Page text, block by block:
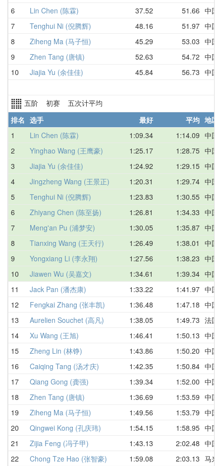
6 Lin Chen (陈霖) 37.52 51.66 中国
7
Tenghui Ni (倪腾辉) 48.16 51.97 中国
8
Ziheng Ma (马子恒) 45.29 53.03 中国
9
Zhen Tang (唐镇) 52.63 54.72 中国
10
Jiajia Yu (余佳佳) 45.84 56.73 中国
五阶 初赛 五次计平均
排名 选手 最好 平均 地区
1
Lin Chen (陈霖) 1:09.34 1:14.09 中国
2
Yinghao Wang (王鹰豪) 1:25.17 1:28.75 中国
3
Jiajia Yu (余佳佳) 1:24.92 1:29.15 中国
4
Jingzheng Wang (王景正) 1:20.31 1:29.74 中国
5
Tenghui Ni (倪腾辉) 1:23.83 1:30.55 中国
6
Zhiyang Chen (陈至扬) 1:26.81 1:34.33 中国
7
Meng'an Pu (浦梦安) 1:30.05 1:35.87 中国
8
Tianxing Wang (王天行) 1:26.49 1:38.01
中国
9
Yongxiang Li (李永翔) 1:27.56 1:38.23 中国
10
Jiawen Wu (吴嘉文) 1:34.61 1:39.34 中国
11
Jack Pan (潘杰康) 1:33.22 1:41.97 中国
12
Fengkai Zhang (张丰凯) 1:36.48 1:47.18 中国
13
Aurelien Souchet (高凡) 1:38.05 1:49.73 法国
14
Xu Wang (王旭) 1:46.41 1:50.13 中国
15
Zheng Lin (林铮) 1:43.86 1:50.20 中国
16
Caiqing Tang (汤才庆) 1:42.35 1:50.84 中国
17
Qiang Gong (龚强) 1:39.34 1:52.00 中国
18
Zhen Tang (唐镇) 1:36.69 1:53.59 中国
19
Ziheng Ma (马子恒) 1:49.56 1:53.79 中国
20
Qingwei Kong (孔庆玮) 1:54.15 1:58.95 中国
21
Zijia Feng (冯子甲) 1:43.13 2:02.48 中国
22
Chong Tze Hao (张智豪) 1:59.08 2:03.13 马来